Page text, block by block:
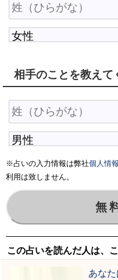
相手のことを教えて
※占いの入力情報は弊社個人情
利用は致しません。
この占いを読んだ人は、
あな